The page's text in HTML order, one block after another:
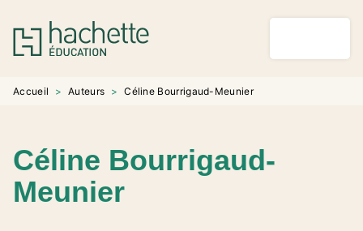
MENU RECHERCHE
PIED DE PAGE
Accueil > Auteurs > Céline Bourrigaud-Meunier
Céline Bourrigaud-
Meunier